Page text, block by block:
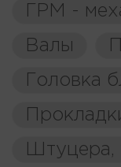
ГРМ -
Валы
Головка
Штуцера,